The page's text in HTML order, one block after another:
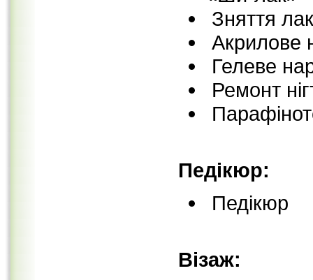
Зняття
Акрилове
Гелеве
Ремонт
Педікюр:
Педікюр
Візаж: